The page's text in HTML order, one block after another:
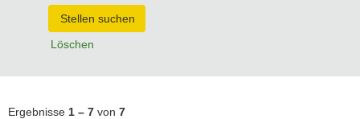
Löschen
Ergebnisse 1 – 7 von 7